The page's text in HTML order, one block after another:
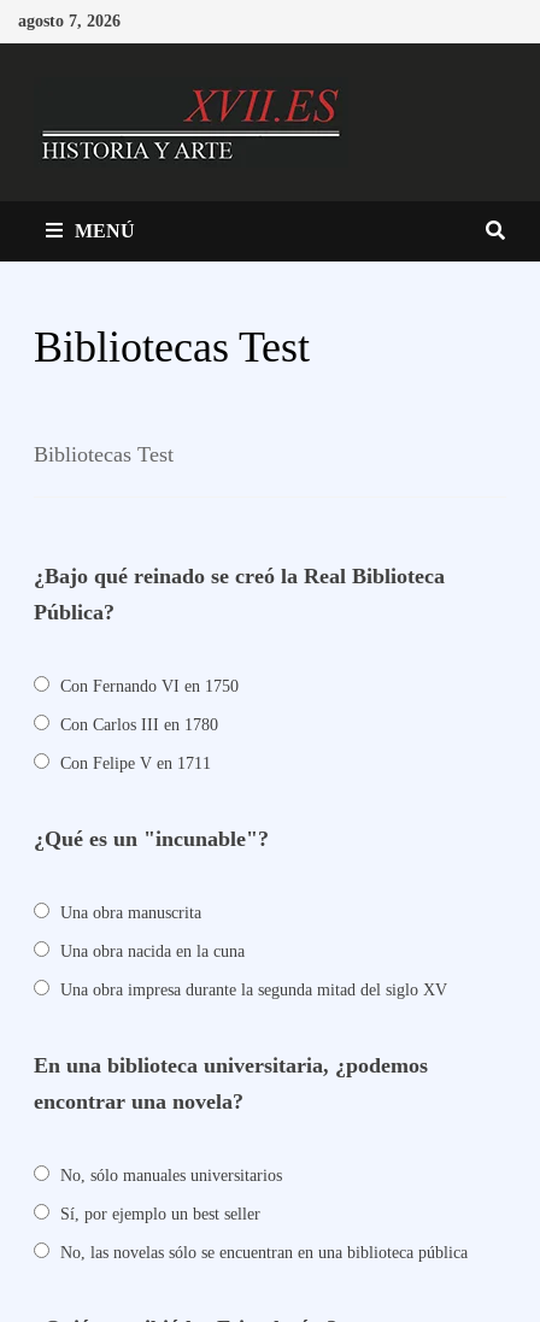
Saltar
al
agosto 7, 2026
MENÚ
Bibliotecas Test
Bibliotecas Test
¿Bajo qué reinado se creó la Real Biblioteca
Pública?
Con Fernando VI en 1750
Con Carlos III en 1780
Con Felipe V en 1711
¿Qué es un "incunable"?
Una obra manuscrita
Una obra nacida en la cuna
Una obra impresa durante la segunda mitad del siglo XV
En una biblioteca universitaria, ¿podemos
encontrar una novela?
No, sólo manuales universitarios
Sí, por ejemplo un best seller
No, las novelas sólo se encuentran en una biblioteca pública